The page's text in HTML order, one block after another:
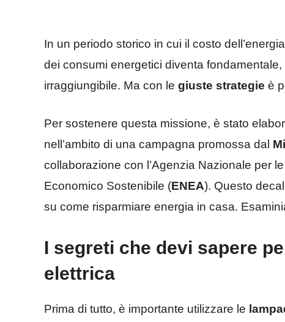
In un periodo storico in cui il costo
dei consumi energetici diventa
irraggiungibile. Ma con le giuste strategie è
Per sostenere questa missione, è stato
nell’ambito di una campagna promossa dal
collaborazione con l’Agenzia Nazionale per
Economico Sostenibile (ENEA). Questo
su come risparmiare energia in casa.
I segreti che devi sapere
elettrica
Prima di tutto, è importante utilizzare le